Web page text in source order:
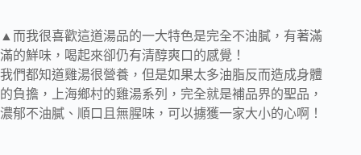
▲而我很喜歡這道湯品的一大特色是完全不油膩，有著滿
滿的鮮味，喝起來卻仍有清醇爽口的感覺！
我們都知道雞湯很營養，但是如果太多油脂反而造成身體
的負擔，上海鄉村的雞湯系列，完全就是補品界的聖品，
濃郁不油膩、順口且無腥味，可以擄獲一家大小的心啊！